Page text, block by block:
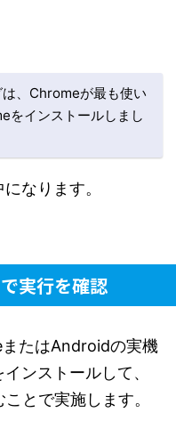
、Chromeが最も使い
をインストールしまし
なります。
実行を確認
たはAndroidの実機
ンストールして、
とで実施します。